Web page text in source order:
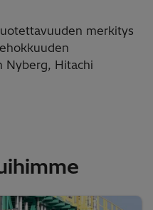
merkitys
Nyberg, Hitachi